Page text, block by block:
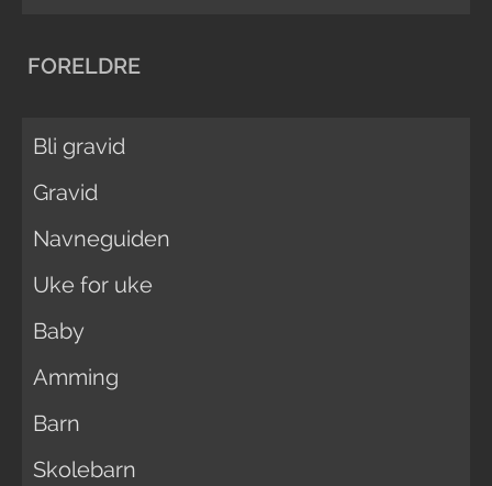
FORELDRE
Bli gravid
Gravid
Navneguiden
Uke for uke
Baby
Amming
Barn
Skolebarn